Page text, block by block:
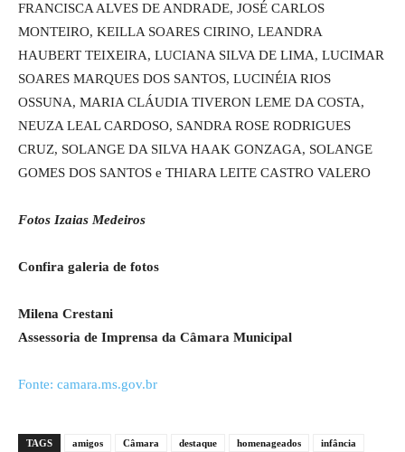
FRANCISCA ALVES DE ANDRADE, JOSÉ CARLOS
MONTEIRO, KEILLA SOARES CIRINO, LEANDRA
HAUBERT TEIXEIRA, LUCIANA SILVA DE LIMA, LUCIMAR
SOARES MARQUES DOS SANTOS, LUCINÉIA RIOS
OSSUNA, MARIA CLÁUDIA TIVERON LEME DA COSTA,
NEUZA LEAL CARDOSO, SANDRA ROSE RODRIGUES
CRUZ, SOLANGE DA SILVA HAAK GONZAGA, SOLANGE
GOMES DOS SANTOS e THIARA LEITE CASTRO VALERO
Fotos Izaias Medeiros
Confira galeria de fotos
Milena Crestani
Assessoria de Imprensa da Câmara Municipal
Fonte: camara.ms.gov.br
TAGS amigos Câmara destaque homenageados
infância